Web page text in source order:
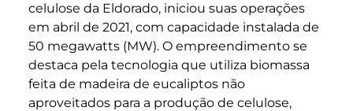
celulose da Eldorado, iniciou suas operações
em abril de 2021, com capacidade instalada de
50 megawatts (MW). O empreendimento se
destaca pela tecnologia que utiliza biomassa
feita de madeira de eucaliptos não
aproveitados para a produção de celulose,